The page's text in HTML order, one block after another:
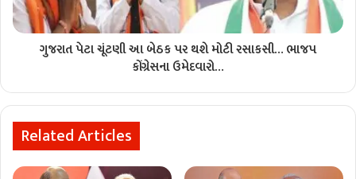
ગુજરાત પેટા ચૂંટણી આ બેઠક પર થશે મોટી રસાકસી… ભાજપ
કોંગ્રેસના ઉમેદવારો…
Related Articles